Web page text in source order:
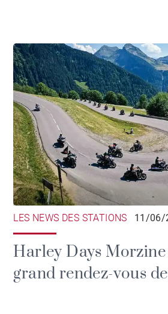
LES NEWS DES STATIONS 11/06/
Harley Days
grand rendez-vous